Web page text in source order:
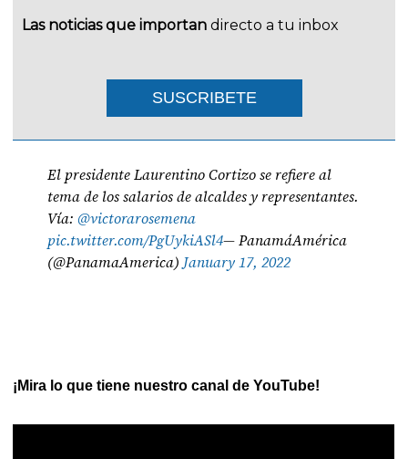
Las noticias que importan directo a tu inbox
SUSCRIBETE
El presidente Laurentino Cortizo se refiere al
tema de los salarios de alcaldes y representantes.
Vía: @victorarosemena
pic.twitter.com/PgUykiASl4— PanamáAmérica
(@PanamaAmerica) January 17, 2022
¡Mira lo que tiene nuestro canal de YouTube!